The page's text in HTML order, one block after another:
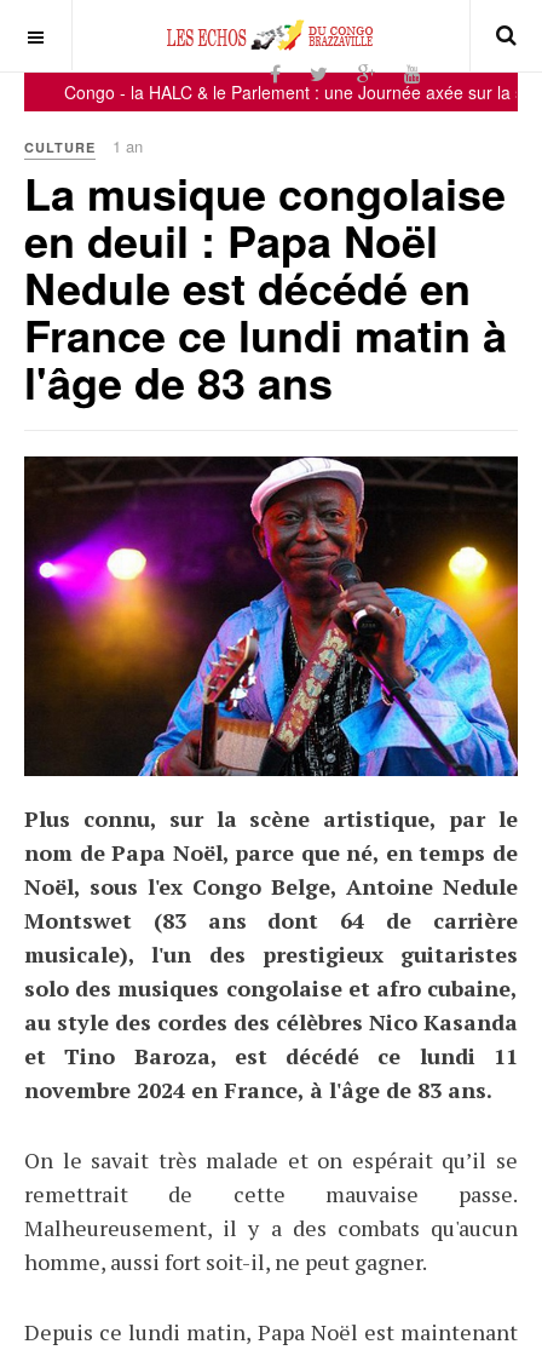
Congo - la HALC & le Parlement : une Journée axée sur la
CULTURE 1 an
La musique congolaise
en deuil : Papa Noël
Nedule est décédé en
France ce lundi matin à
l'âge de 83 ans
Plus connu, sur la scène artistique, par le
nom de Papa Noël, parce que né, en temps de
Noël, sous l'ex Congo Belge, Antoine Nedule
Montswet (83 ans dont 64 de carrière
musicale), l'un des prestigieux guitaristes
solo des musiques congolaise et afro cubaine,
au style des cordes des célèbres Nico Kasanda
et Tino Baroza, est décédé ce lundi 11
novembre 2024 en France, à l'âge de 83 ans.
On le savait très malade et on espérait qu’il se
remettrait de cette mauvaise passe.
Malheureusement, il y a des combats qu'aucun
homme, aussi fort soit-il, ne peut gagner.
Depuis ce lundi matin, Papa Noël est maintenant